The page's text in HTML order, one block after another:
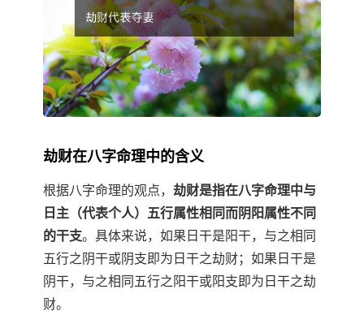
劫财在八字命理中的含义
根据八字命理的观点， 劫财是指在八字命理中与
日主（代表个人）五行属性相同而阴阳属性不同
的干支。具体来说，如果日干是阳干，与之相同
五行之阴干或阴支即为日干之劫财；如果日干是
阴干，与之相同五行之阳干或阳支即为日干之劫
财。